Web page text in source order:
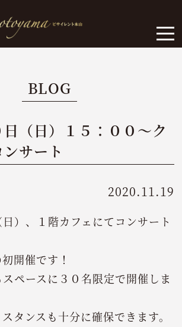
BLOG
日（日）１５：００～ク
サート
2020.11.19
）、１階カフェにてコンサート
開催です！
ペースに３０名限定で開催しま
タンスも十分に確保できます。